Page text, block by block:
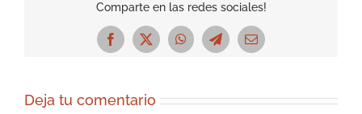
Comparte en las redes sociales!
Facebook
X WhatsAppTelegramCorreo
Deja tu comentario